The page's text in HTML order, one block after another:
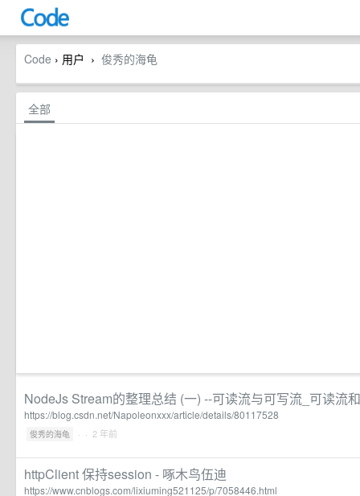
Code › 用户 › 俊秀的海龟
全部
NodeJs Stream的整理总结 (一) --可读流与可写流_可读流
https://blog.csdn.net/Napoleonxxx/article/details/80117528
俊秀的海龟 · · 2 年前
httpClient 保持session - 啄木鸟伍迪
https://www.cnblogs.com/lixiuming521125/p/7058446.html